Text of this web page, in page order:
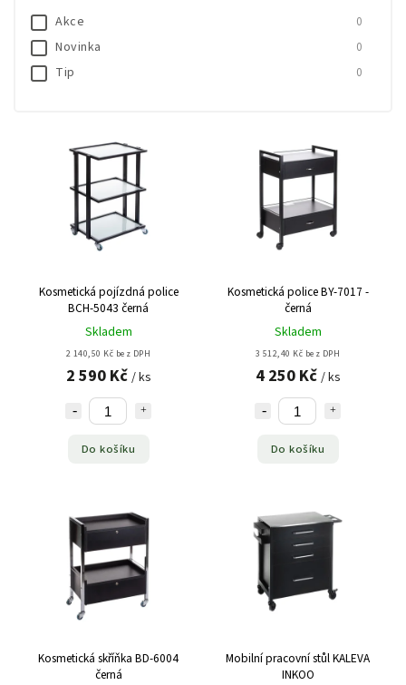
Akce 0
Novinka 0
Tip 0
Kosmetická pojízdná police
BCH-5043 černá
Skladem
2 140,50 Kč bez DPH
2 590 Kč / ks
Do košíku
Kosmetická police BY-7017 -
černá
Skladem
3 512,40 Kč bez DPH
4 250 Kč / ks
Do košíku
Kosmetická skříňka BD-6004
černá
Mobilní pracovní stůl KALEVA
INKOO